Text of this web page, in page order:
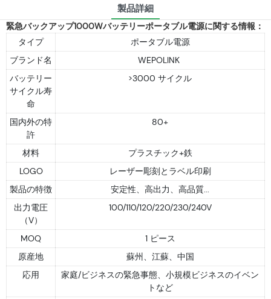
製品詳細
緊急バックアップ1000Wバッテリーポータブル電源に関する情報：
タイプ
ポータブル電源
ブランド名
WEPOLINK
バッテリー
サイクル寿
命
>3000 サイクル
国内外の特
許
80+
材料
プラスチック+鉄
LOGO
レーザー彫刻とラベル印刷
製品の特徴
安定性、高出力、高品質...
出力電圧
（V）
100/110/120/220/230/240V
MOQ
1 ピース
原産地
蘇州、江蘇、中国
応用
家庭/ビジネスの緊急事態、小規模ビジネスのイベン
トなど